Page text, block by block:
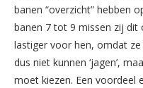
banen “overzicht” hebben
banen 7 tot 9 missen zij dit
lastiger voor hen, omdat
dus niet kunnen ‘jagen’,
moet kiezen. Een voordeel